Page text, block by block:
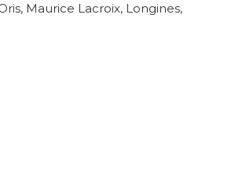
Maurice Lacroix, Longines,